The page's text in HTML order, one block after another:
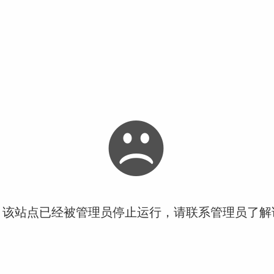
站点已经被管理员停止运行，请联系管理员了